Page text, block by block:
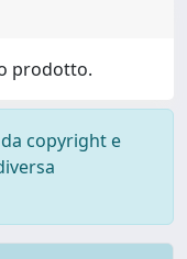
prodotto.
copyright e